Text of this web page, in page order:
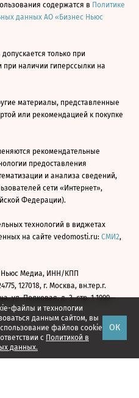
файлы и технологии
данным сайтом, вы
файлов cookie
с Политикой в
данных.
ОК
содержатся в Политике
данных АО «Бизнес Ньюс
только при
при наличии гиперссылки на
материалы, представленные
или рекомендацией к покупке
рекомендательные
предоставления
и анализа сведений,
сети «Интернет»,
Федерации).
технологий в виджетах
на сайте vedomosti.ru: СМИ2,
Медиа, ИНН/КПП
127018, г. Москва, вн.тер.г.
ул. Полковая, д. 3, стр. 1 1999—